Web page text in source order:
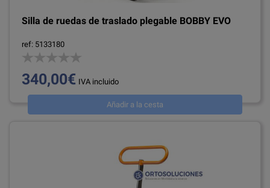
Silla de ruedas de traslado plegable BOBBY EVO
ref: 5133180
340,00€ IVA incluido
Añadir a la cesta